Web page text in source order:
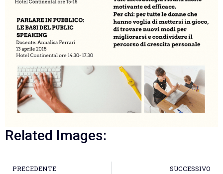
Related Images:
PRECEDENTE SUCCESSIVO